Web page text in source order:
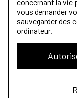
concernant la vie
vous demander
sauvegarder des
ordinateur.